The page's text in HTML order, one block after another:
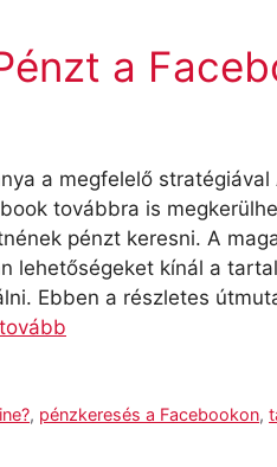
a
a megfelelő
továbbra is
pénzt keresni. A
lehetőségeket kínál a
Ebben a részletes
, pénzkeresés a Facebookon,